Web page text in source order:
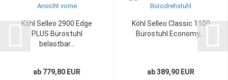
Köhl Selleo 2900 Edge
PLUS Bürostuhl
belastbar...
ab 779,80 EUR
Köhl Selleo Classic 1100
Bürostuhl Economy,...
ab 389,90 EUR